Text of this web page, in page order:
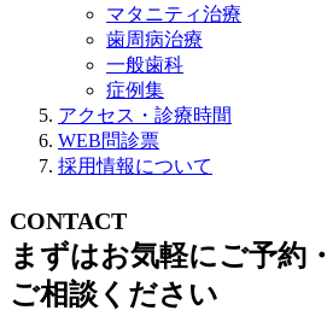
マタニティ治療
歯周病治療
一般歯科
症例集
アクセス・診療時間
WEB問診票
採用情報について
CONTACT
まずはお気軽にご予約・
ご相談ください